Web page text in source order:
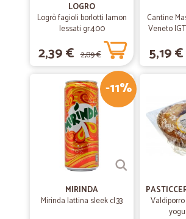
LOGRO
Logrò fagioli borlotti lamon
lessati gr.400
2,39 € 2,89 €
Cantine
Veneto
5,19 €
-11%
MIRINDA
Mirinda lattina sleek cl.33